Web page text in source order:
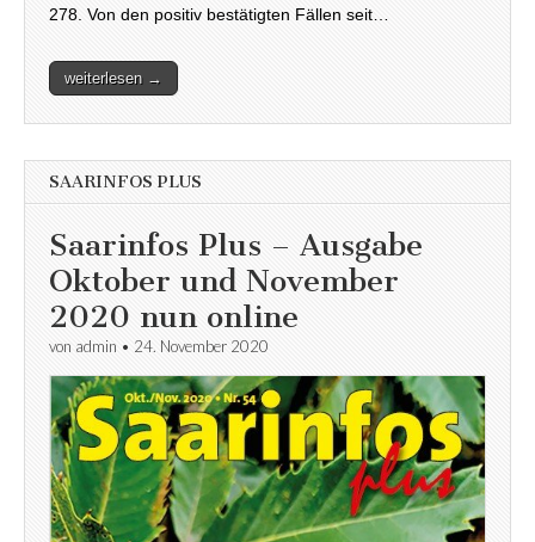
278. Von den positiv bestätigten Fällen seit…
weiterlesen →
SAARINFOS PLUS
Saarinfos Plus – Ausgabe
Oktober und November
2020 nun online
von admin • 24. November 2020